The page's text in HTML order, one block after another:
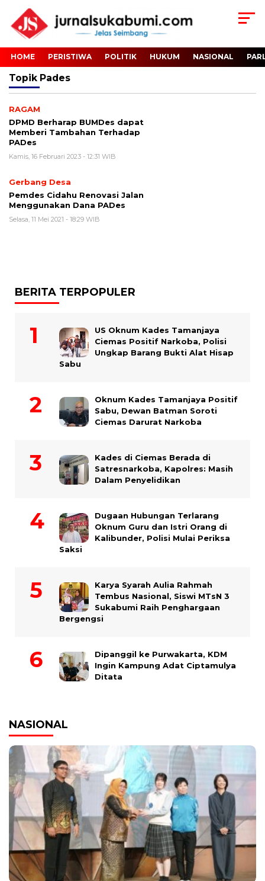
HOME PERISTIWA POLITIK HUKUM NASIONAL
Topik Pades
RAGAM
DPMD Berharap BUMDes dapat
Memberi Tambahan Terhadap
PADes
Kamis, 16 Februari 2023 - 12:31 WIB
Gerbang Desa
Pemdes Cidahu Renovasi Jalan
Menggunakan Dana PADes
Selasa, 11 Mei 2021 - 18:29 WIB
BERITA TERPOPULER
US Oknum Kades Tamanjaya
Ciemas Positif Narkoba, Polisi
Ungkap Barang Bukti Alat Hisap
Sabu
Oknum Kades Tamanjaya Positif
Sabu, Dewan Batman Soroti
Ciemas Darurat Narkoba
Kades di Ciemas Berada di
Satresnarkoba, Kapolres: Masih
Dalam Penyelidikan
Dugaan Hubungan Terlarang
Oknum Guru dan Istri Orang di
Kalibunder, Polisi Mulai Periksa
Saksi
Karya Syarah Aulia Rahmah
Tembus Nasional, Siswi MTsN 3
Sukabumi Raih Penghargaan
Bergengsi
Dipanggil ke Purwakarta, KDM
Ingin Kampung Adat Ciptamulya
Ditata
NASIONAL